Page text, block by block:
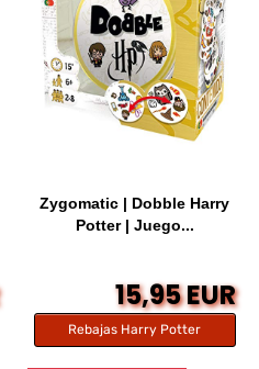
Zygomatic | Dobble Harry
Potter | Juego...
15,95 EUR
Rebajas Harry Potter